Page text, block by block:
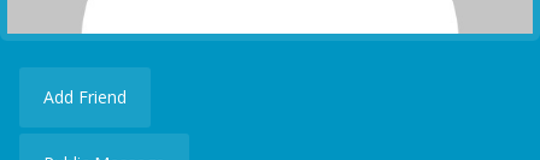
Add Friend